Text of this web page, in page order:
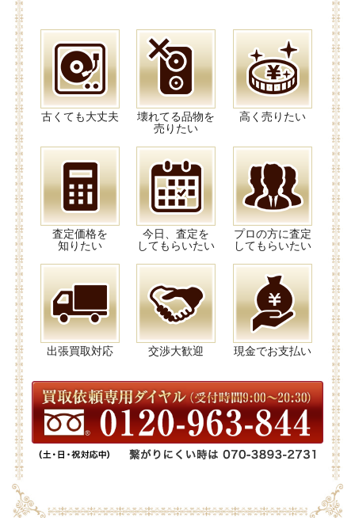
古くても大丈夫
壊れてる品物を
売りたい
高く売りたい
査定価格を
知りたい
今日、査定を
してもらいたい
プロの方に査定
してもらいたい
出張買取対応 交渉大歓迎 現金でお支払い